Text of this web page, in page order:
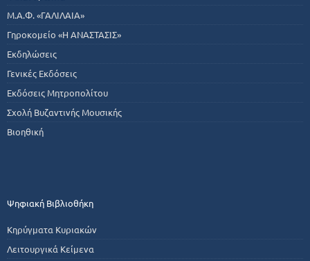
Μ.Α.Φ. «ΓΑΛΙΛΑΙΑ»
Γηροκομείο «Η ΑΝΑΣΤΑΣΙΣ»
Εκδηλώσεις
Γενικές Εκδόσεις
Εκδόσεις Μητροπολίτου
Σχολή Βυζαντινής Μουσικής
Βιοηθική
Ψηφιακή Βιβλιοθήκη
Κηρύγματα Κυριακών
Λειτουργικά Κείμενα